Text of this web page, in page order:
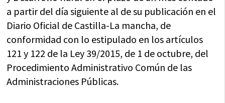
a partir del día siguiente al de su publicación en el
Diario Oficial de Castilla-La mancha, de
conformidad con lo estipulado en los artículos
121 y 122 de la Ley 39/2015, de 1 de octubre, del
Procedimiento Administrativo Común de las
Administraciones Públicas.